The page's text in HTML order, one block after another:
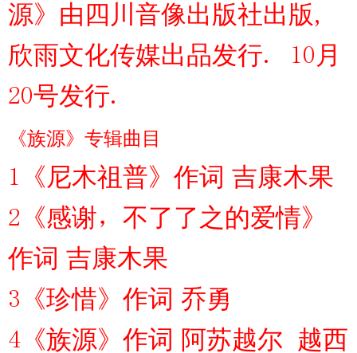
源》由四川音像出版社出版,
欣雨文化传媒出品发行. 10月
20号发行.
《族源》专辑曲目
1《尼木祖普》作词 吉康木果
2《感谢，不了了之的爱情》
作词 吉康木果
3《珍惜》作词 乔勇
4《族源》作词 阿苏越尔 越西